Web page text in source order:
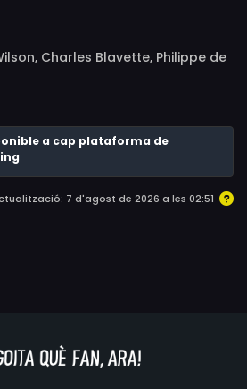
Charles Blavette, Philippe de
Paul Faivre, Catherine
Nane Germon, Pierre Mirat,
Bielec
a cap plataforma de
7 d'agost de 2026 a les 02:51